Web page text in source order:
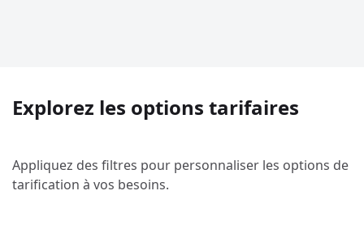
Explorez les options tarifaires
Appliquez des filtres pour personnaliser les options de
tarification à vos besoins.